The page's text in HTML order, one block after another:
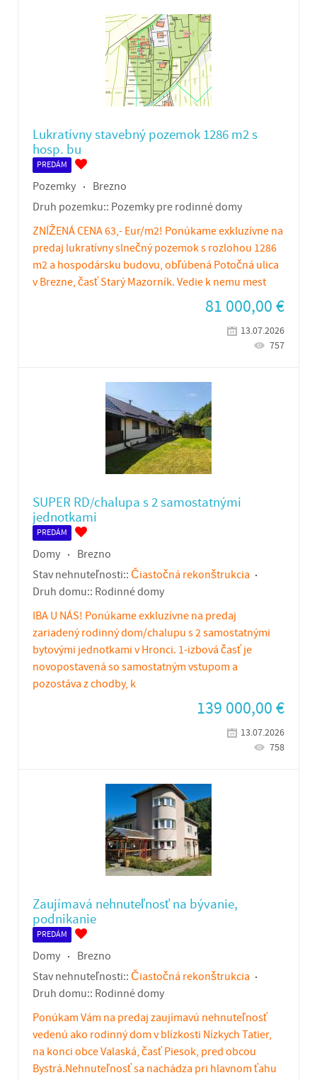
Lukratívny stavebný pozemok 1286 m2 s
hosp. bu
PREDÁM
Pozemky
Brezno
Druh pozemku:: Pozemky pre rodinné domy
ZNÍŽENÁ CENA 63,- Eur/m2! Ponúkame exkluzívne na
predaj lukratívny slnečný pozemok s rozlohou 1286
m2 a hospodársku budovu, obľúbená Potočná ulica
v Brezne, časť Starý Mazorník. Vedie k nemu mest
81 000,00€
13.07.2026
757
SUPER RD/chalupa s 2 samostatnými
jednotkami
PREDÁM
Domy
Brezno
Stav nehnuteľnosti:: Čiastočná rekonštrukcia
Druh domu:: Rodinné domy
IBA U NÁS! Ponúkame exkluzívne na predaj
zariadený rodinný dom/chalupu s 2 samostatnými
bytovými jednotkami v Hronci. 1-izbová časť je
novopostavená so samostatným vstupom a
pozostáva z chodby, k
139 000,00€
13.07.2026
758
Zaujímavá nehnuteľnosť na bývanie,
podnikanie
PREDÁM
Domy
Brezno
Stav nehnuteľnosti:: Čiastočná rekonštrukcia
Druh domu:: Rodinné domy
Ponúkam Vám na predaj zaujímavú nehnuteľnosť
vedenú ako rodinný dom v blízkosti Nízkych Tatier,
na konci obce Valaská, časť Piesok, pred obcou
Bystrá.Nehnuteľnosť sa nachádza pri hlavnom ťahu